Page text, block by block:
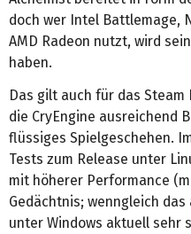
doch wer Intel Battlemage,
AMD Radeon nutzt, wird
haben.
Das gilt auch für das
die CryEngine ausreichend
flüssiges Spielgeschehen.
Tests zum Release unter
mit höherer Performance
Gedächtnis; wenngleich
unter Windows aktuell sehr